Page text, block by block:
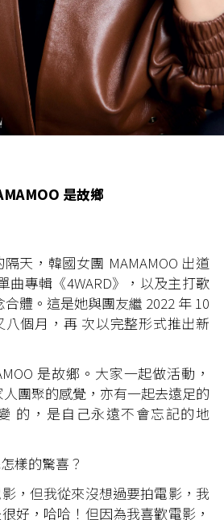
是故鄉
天，韓國女團 MAMAMOO 出道
曲專輯《4WARD》，以及主打歌
合體。這是她與團友繼 2022 年 10
八個月，再 次以完整形式推出新
是故鄉。大家一起做活動，
團聚的感覺，亦有一起去遠足的
的，是自己永遠不會忘記的地
樣的驚喜？
影，但我從來沒想過要拍電影，我
好，哈哈！但因為我喜歡電影，